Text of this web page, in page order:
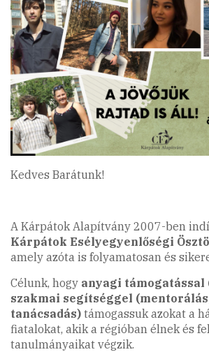
Kedves Barátunk!
A Kárpátok Alapítvány 2007-ben
Kárpátok Esélyegyenlőségi
amely azóta is folyamatosan és
Célunk, hogy anyagi támogatással
szakmai segítséggel
tanácsadás) támogassuk azokat a
fiatalokat, akik a régióban élnek és
tanulmányaikat végzik.